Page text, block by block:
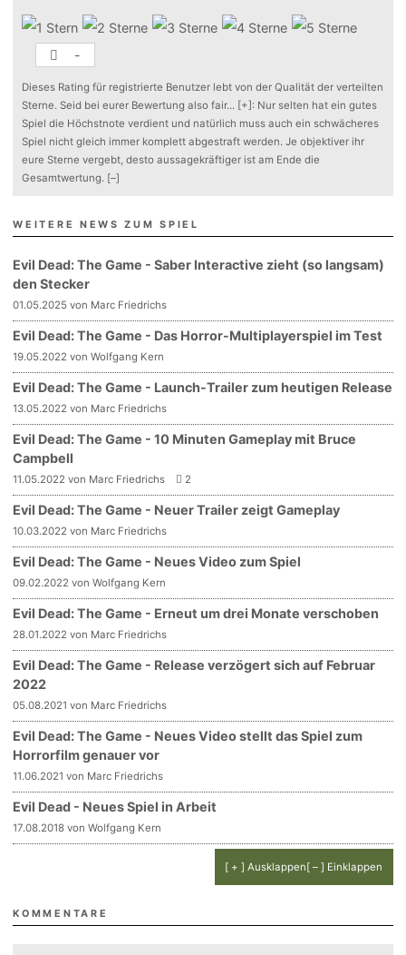
-
Dieses Rating für registrierte Benutzer lebt von der Qualität der verteilten
Sterne. Seid bei eurer Bewertung also fair... [+] : Nur selten hat ein gutes
Spiel die Höchstnote verdient und natürlich muss auch ein schwächeres
Spiel nicht gleich immer komplett abgestraft werden. Je objektiver ihr
eure Sterne vergebt, desto aussagekräftiger ist am Ende die
Gesamtwertung. [–]
WEITERE NEWS ZUM SPIEL
Evil Dead: The Game - Saber Interactive zieht (so langsam)
den Stecker
01.05.2025 von Marc Friedrichs
Evil Dead: The Game - Das Horror-Multiplayerspiel im Test
19.05.2022 von Wolfgang Kern
Evil Dead: The Game - Launch-Trailer zum heutigen Release
13.05.2022 von Marc Friedrichs
Evil Dead: The Game - 10 Minuten Gameplay mit Bruce
Campbell
11.05.2022 von Marc Friedrichs 2
Evil Dead: The Game - Neuer Trailer zeigt Gameplay
10.03.2022 von Marc Friedrichs
Evil Dead: The Game - Neues Video zum Spiel
09.02.2022 von Wolfgang Kern
Evil Dead: The Game - Erneut um drei Monate verschoben
28.01.2022 von Marc Friedrichs
Evil Dead: The Game - Release verzögert sich auf Februar
2022
05.08.2021 von Marc Friedrichs
Evil Dead: The Game - Neues Video stellt das Spiel zum
Horrorfilm genauer vor
11.06.2021 von Marc Friedrichs
Evil Dead - Neues Spiel in Arbeit
17.08.2018 von Wolfgang Kern
[ + ] Ausklappen[ – ] Einklappen
KOMMENTARE